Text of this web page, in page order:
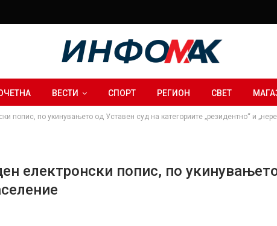
ВЕСТИ СПОРТ РЕГИОН СВЕТ
попис, по укинувањето од Уставен суд на категориите „резидентно“ и
електронски попис, по